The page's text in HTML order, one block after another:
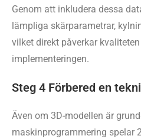
Genom att inkludera dessa
lämpliga skärparametrar,
vilket direkt påverkar
implementeringen.
Steg 4 Förbered en
Även om 3D-modellen är
maskinprogrammering spelar